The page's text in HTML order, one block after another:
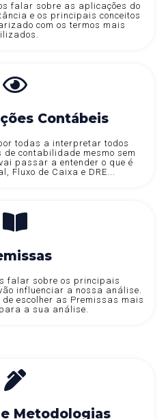
falar sobre as aplicações do
e os principais conceitos
com os termos mais
Contábeis
todas a interpretar todos
de contabilidade mesmo sem
passar a entender o que é
Fluxo de Caixa e DRE...
falar sobre os principais
influenciar a nossa análise.
escolher as Premissas mais
a sua análise.
Metodologias